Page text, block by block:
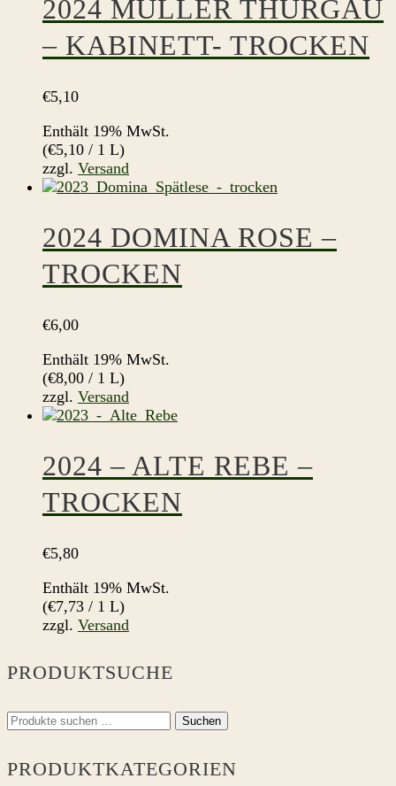
2024 MÜLLER THURGAU
– KABINETT- TROCKEN
€5,10
Enthält 19% MwSt.
(€5,10 / 1 L)
zzgl. Versand
2024 DOMINA ROSE –
TROCKEN
€6,00
Enthält 19% MwSt.
(€8,00 / 1 L)
zzgl. Versand
2024 – ALTE REBE –
TROCKEN
€5,80
Enthält 19% MwSt.
(€7,73 / 1 L)
zzgl. Versand
PRODUKTSUCHE
Suchen
Suchen
PRODUKTKATEGORIEN